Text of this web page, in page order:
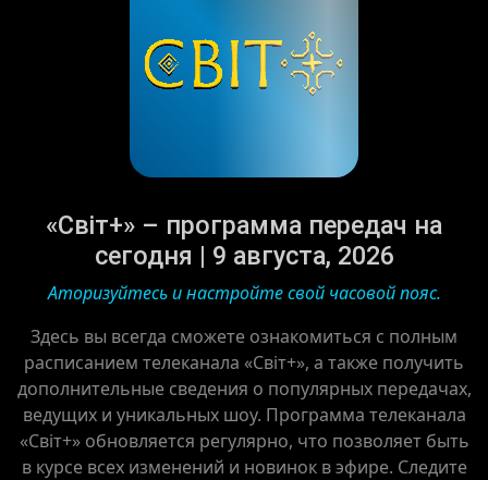
«Світ+» – программа передач на
сегодня | 9 августа, 2026
Аторизуйтесь и настройте свой часовой пояс.
Здесь вы всегда сможете ознакомиться с полным
расписанием телеканала «Світ+», а также получить
дополнительные сведения о популярных передачах,
ведущих и уникальных шоу. Программа телеканала
«Світ+» обновляется регулярно, что позволяет быть
в курсе всех изменений и новинок в эфире. Следите